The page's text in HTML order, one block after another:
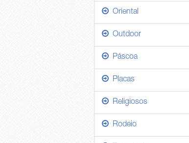
Oriental
Outdoor
Páscoa
Placas
Religiosos
Rodeio